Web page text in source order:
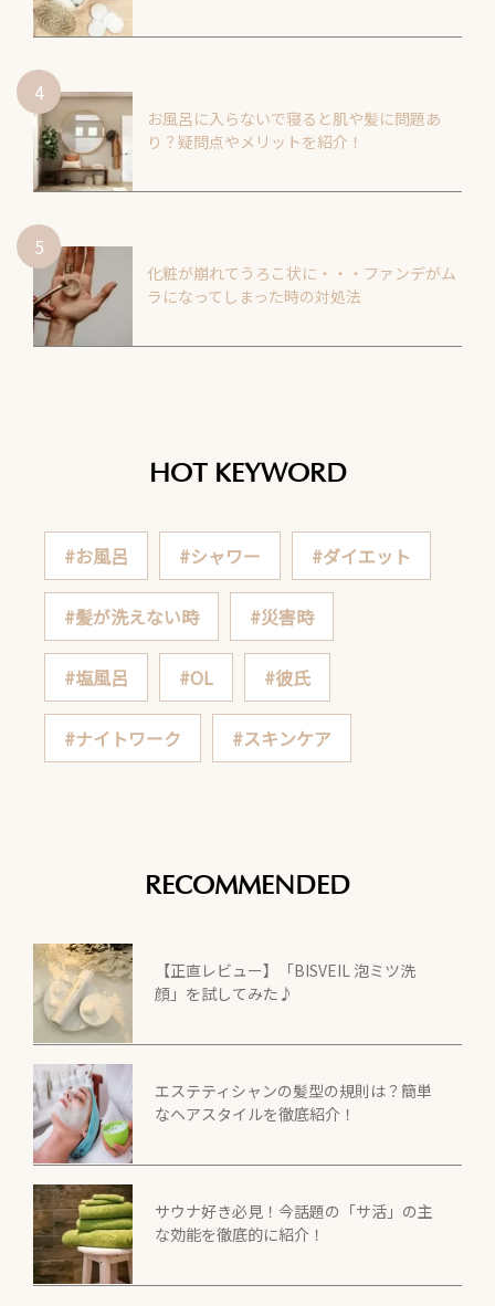
お風呂に入らないで寝ると肌や髪に問題あ
り？疑問点やメリットを紹介！
化粧が崩れてうろこ状に・・・ファンデがム
ラになってしまった時の対処法
HOT KEYWORD
#お風呂 #シャワー #ダイエット
#髪が洗えない時 #災害時
#塩風呂 #OL #彼氏
#ナイトワーク #スキンケア
RECOMMENDED
【正直レビュー】「BISVEIL 泡ミツ洗
顔」を試してみた♪
エステティシャンの髪型の規則は？簡単
なヘアスタイルを徹底紹介！
サウナ好き必見！今話題の「サ活」の主
な効能を徹底的に紹介！